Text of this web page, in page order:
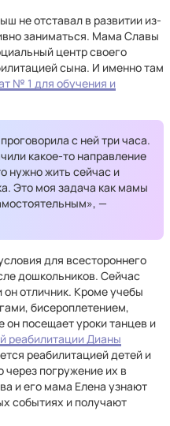
не отставал в развитии из-
заниматься. Мама Славы
центр своего
сына. И именно там
№ 1 для обучения и
с ней три часа.
какое-то направление
нужно жить сейчас и
Это моя задача как мамы
—
для всестороннего
дошкольников. Сейчас
он отличник. Кроме учебы
бисероплетением,
посещает уроки танцев и
реабилитации Дианы
реабилитацией детей и
погружение их в
и его мама Елена узнают
событиях и получают